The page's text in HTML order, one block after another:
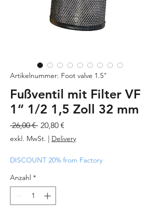
Artikelnummer: Foot valve 1.5"
Fußventil mit Filter VF
1“ 1/2 1,5 Zoll 32 mm
26,00 € Standardpreis
20,80 €
exkl. MwSt. | Delivery
DISCOUNT 20% from Factory
Anzahl *